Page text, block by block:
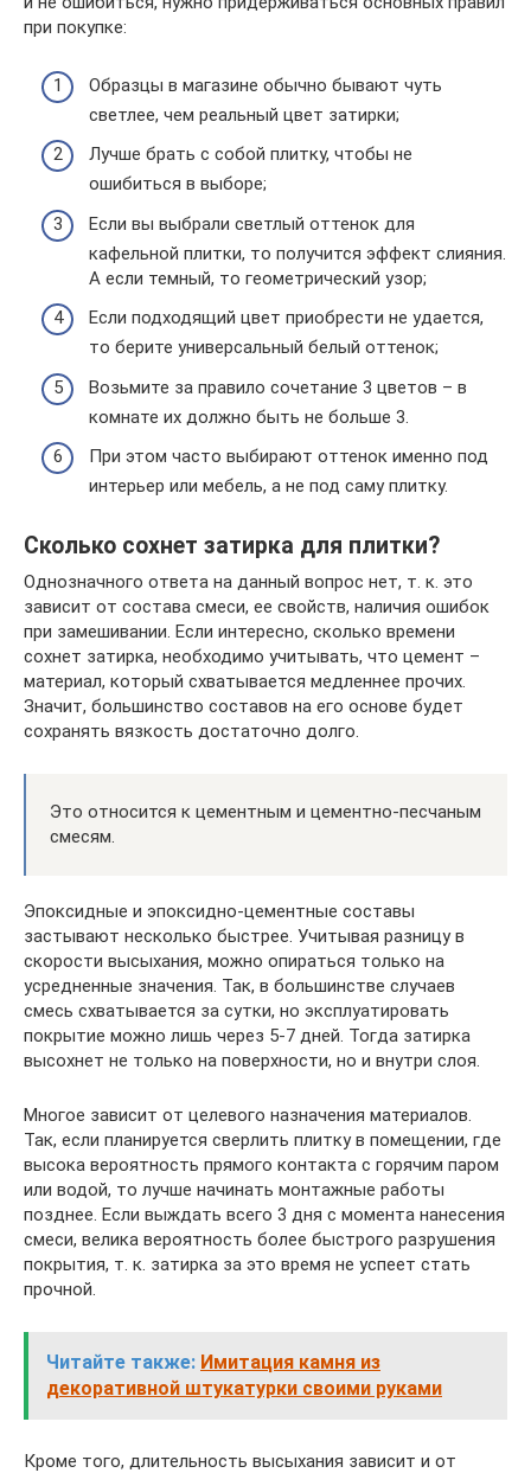
при покупке:
Образцы в магазине обычно бывают чуть
светлее, чем реальный цвет затирки;
Лучше брать с собой плитку, чтобы не
ошибиться в выборе;
Если вы выбрали светлый оттенок для
кафельной плитки, то получится эффект слияния.
А если темный, то геометрический узор;
Если подходящий цвет приобрести не удается,
то берите универсальный белый оттенок;
Возьмите за правило сочетание 3 цветов – в
комнате их должно быть не больше 3.
При этом часто выбирают оттенок именно под
интерьер или мебель, а не под саму плитку.
Сколько сохнет затирка для плитки?
Однозначного ответа на данный вопрос нет, т. к. это
зависит от состава смеси, ее свойств, наличия ошибок
при замешивании. Если интересно, сколько времени
сохнет затирка, необходимо учитывать, что цемент –
материал, который схватывается медленнее прочих.
Значит, большинство составов на его основе будет
сохранять вязкость достаточно долго.
Это относится к цементным и цементно-песчаным
смесям.
Эпоксидные и эпоксидно-цементные составы
застывают несколько быстрее. Учитывая разницу в
скорости высыхания, можно опираться только на
усредненные значения. Так, в большинстве случаев
смесь схватывается за сутки, но эксплуатировать
покрытие можно лишь через 5-7 дней. Тогда затирка
высохнет не только на поверхности, но и внутри слоя.
Многое зависит от целевого назначения материалов.
Так, если планируется сверлить плитку в помещении, где
высока вероятность прямого контакта с горячим паром
или водой, то лучше начинать монтажные работы
позднее. Если выждать всего 3 дня с момента нанесения
смеси, велика вероятность более быстрого разрушения
покрытия, т. к. затирка за это время не успеет стать
прочной.
Читайте также: Имитация камня из
декоративной штукатурки своими руками
Кроме того, длительность высыхания зависит и от